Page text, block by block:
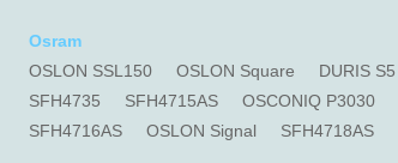
Osram
OSLON SSL150
OSLON Square DURIS S5
SFH4735
SFH4715AS OSCONIQ P3030
SFH4716AS
OSLON Signal SFH4718AS